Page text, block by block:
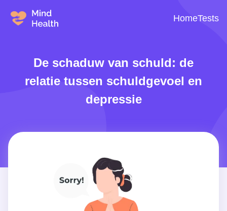
HomeTests
De schaduw van schuld: de
relatie tussen schuldgevoel en
depressie